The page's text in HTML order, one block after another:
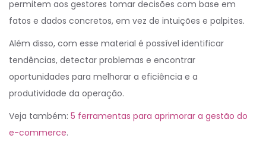
permitem aos gestores tomar decisões com base em
fatos e dados concretos, em vez de intuições e palpites.
Além disso, com esse material é possível identificar
tendências, detectar problemas e encontrar
oportunidades para melhorar a eficiência e a
produtividade da operação.
Veja também: 5 ferramentas para aprimorar a gestão do
e-commerce.